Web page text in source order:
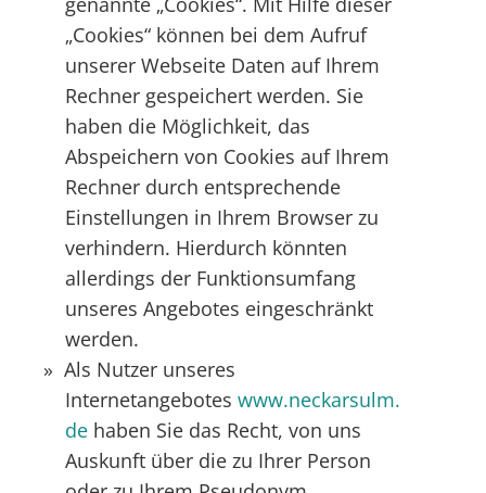
„Cookies“ können bei dem Aufruf
unserer Webseite Daten auf Ihrem
Rechner gespeichert werden. Sie
haben die Möglichkeit, das
Abspeichern von Cookies auf Ihrem
Rechner durch entsprechende
Einstellungen in Ihrem Browser zu
verhindern. Hierdurch könnten
allerdings der Funktionsumfang
unseres Angebotes eingeschränkt
werden.
Als Nutzer unseres
Internetangebotes www.neckarsulm.
de haben Sie das Recht, von uns
Auskunft über die zu Ihrer Person